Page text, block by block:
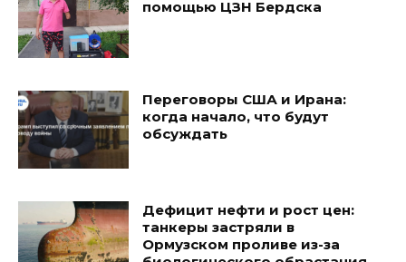
помощью ЦЗН Бердска
Переговоры США и Ирана:
когда начало, что будут
обсуждать
Дефицит нефти и рост цен:
танкеры застряли в
Ормузском проливе из-за